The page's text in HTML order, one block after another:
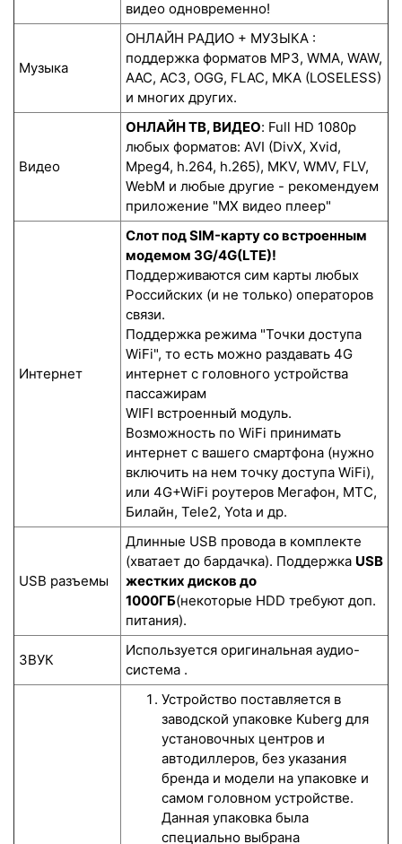
видео одновременно!
Музыка
ОНЛАЙН РАДИО + МУЗЫКА :
поддержка форматов MP3, WMA, WAW,
AAC, AC3, OGG, FLAC, MKA (LOSELESS)
и многих других.
Видео
ОНЛАЙН ТВ, ВИДЕО: Full HD 1080p
любых форматов: AVI (DivX, Xvid,
Mpeg4, h.264, h.265), MKV, WMV, FLV,
WebM и любые другие - рекомендуем
приложение "MX видео плеер"
Интернет
Слот под SIM-карту со встроенным
модемом 3G/4G(LTE)!
Поддерживаются сим карты любых
Российских (и не только) операторов
связи.
Поддержка режима "Точки доступа
WiFi", то есть можно раздавать 4G
интернет с головного устройства
пассажирам
WIFI встроенный модуль.
Возможность по WiFi принимать
интернет с вашего смартфона (нужно
включить на нем точку доступа WiFi),
или 4G+WiFi роутеров Мегафон, МТС,
Билайн, Tele2, Yota и др.
USB разъемы
Длинные USB провода в комплекте
(хватает до бардачка). Поддержка USB
жестких дисков до
1000ГБ(некоторые HDD требуют доп.
питания).
ЗВУК
Используется оригинальная аудио-
система .
Устройство поставляется в
заводской упаковке Kuberg для
установочных центров и
автодиллеров, без указания
бренда и модели на упаковке и
самом головном устройстве.
Данная упаковка была
специально выбрана